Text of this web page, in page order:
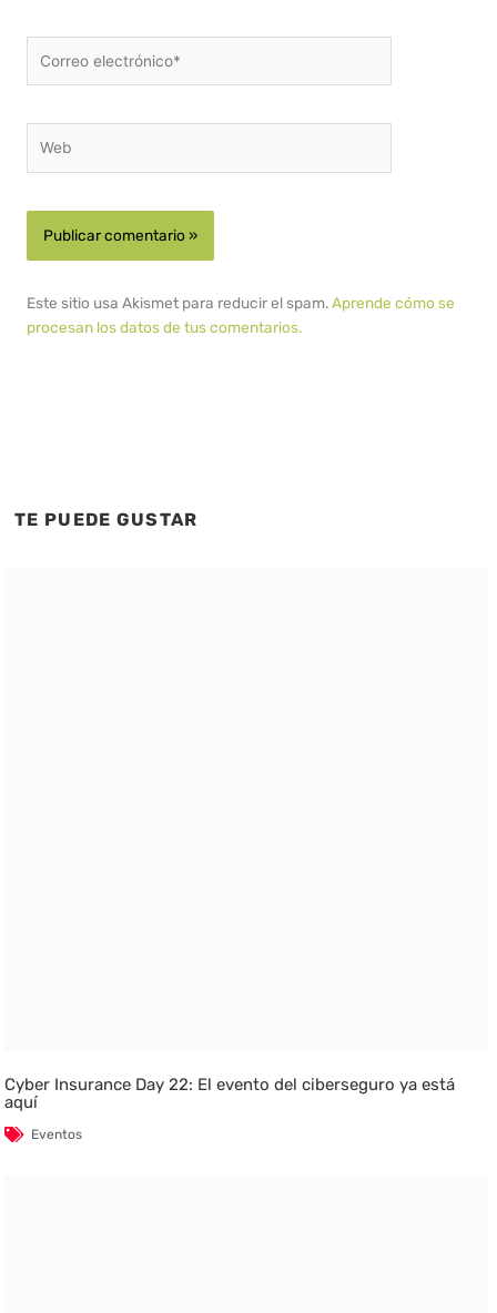
electrónico*
Este sitio usa Akismet para reducir el spam.Aprende cómo se
procesan los datos de tus comentarios.
TE PUEDE GUSTAR
Cyber Insurance Day 22: El evento del ciberseguro ya está
aquí
Eventos